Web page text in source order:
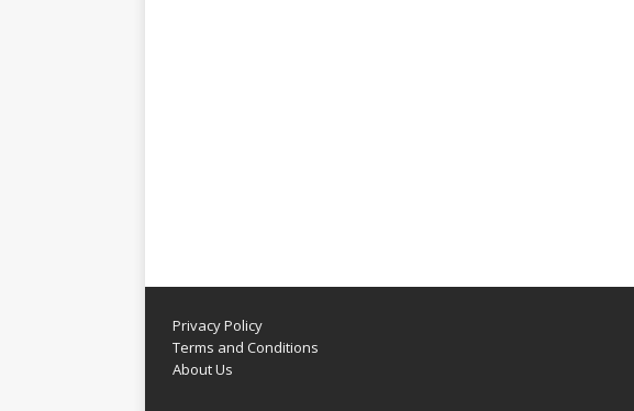
Privacy Policy
Terms and Conditions
About Us